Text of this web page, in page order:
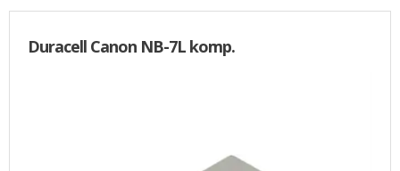
Duracell Canon NB-7L komp.